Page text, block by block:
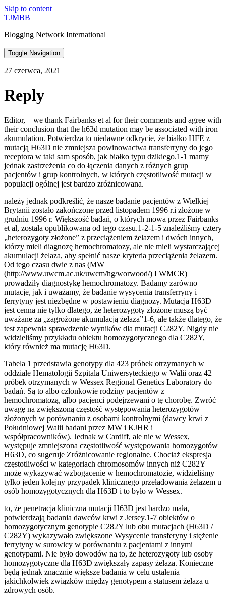
Skip to content
TJMBB
Blogging Network International
Toggle Navigation
27 czerwca, 2021
Reply
Editor,—we thank Fairbanks et al for their comments and agree with
their conclusion that the h63d mutation may be associated with iron
akumulation. Potwierdza to niedawne odkrycie, że białko HFE z
mutacją H63D nie zmniejsza powinowactwa transferryny do jego
receptora w taki sam sposób, jak białko typu dzikiego.1-1 mamy
jednak zastrzeżenia co do łączenia danych z różnych grup
pacjentów i grup kontrolnych, w których częstotliwość mutacji w
populacji ogólnej jest bardzo zróżnicowana.
należy jednak podkreślić, że nasze badanie pacjentów z Wielkiej
Brytanii zostało zakończone przed listopadem 1996 r.i złożone w
grudniu 1996 r. Większość badań, o których mowa przez Fairbanks
et al, została opublikowana od tego czasu.1-2-1-5 znaleźliśmy cztery
„heterozygoty złożone” z przeciążeniem żelazem i dwóch innych,
którzy mieli diagnozę hemochromatozy, ale nie mieli wystarczającej
akumulacji żelaza, aby spełnić nasze kryteria przeciążenia żelazem.
Od tego czasu dwie z nas (MW
(http://www.uwcm.ac.uk/uwcm/hg/worwood/) I WMCR)
prowadziły diagnostykę hemochromatozy. Badamy zarówno
mutacje, jak i uważamy, że badanie wysycenia transferryny i
ferrytyny jest niezbędne w postawieniu diagnozy. Mutacja H63D
jest cenna nie tylko dlatego, że heterozygoty złożone muszą być
uważane za „zagrożone akumulacją żelaza”1-6, ale także dlatego, że
test zapewnia sprawdzenie wyników dla mutacji C282Y. Nigdy nie
widzieliśmy przykładu obiektu homozygotycznego dla C282Y,
który również ma mutację H63D.
Tabela 1 przedstawia genotypy dla 423 próbek otrzymanych w
oddziale Hematologii Szpitala Uniwersyteckiego w Walii oraz 42
próbek otrzymanych w Wessex Regional Genetics Laboratory do
badań. Są to albo członkowie rodziny pacjentów z
hemochromatozą, albo pacjenci podejrzewani o tę chorobę. Zwróć
uwagę na zwiększoną częstość występowania heterozygotów
złożonych w porównaniu z osobami kontrolnymi (dawcy krwi z
Południowej Walii badani przez MW i KJHR i
współpracowników). Jednak w Cardiff, ale nie w Wessex,
występuje zmniejszona częstotliwość występowania homozygotów
H63D, co sugeruje Zróżnicowanie regionalne. Chociaż ekspresja
częstotliwości w kategoriach chromosomów innych niż C282Y
może wykazywać wzbogacenie w hemochromatozie, widzieliśmy
tylko jeden kolejny przypadek klinicznego przeładowania żelazem u
osób homozygotycznych dla H63D i to było w Wessex.
to, że penetracja kliniczna mutacji H63D jest bardzo mała,
potwierdzają badania dawców krwi z Jersey.1-7 obiektów o
homozygotycznym genotypie C282Y lub obu mutacjach (H63D /
C282Y) wykazywało zwiększone Wysycenie transferyny i stężenie
ferrytyny w surowicy w porównaniu z pacjentami z innymi
genotypami. Nie było dowodów na to, że heterozygoty lub osoby
homozygotyczne dla H63D zwiększały zapasy żelaza. Konieczne
będą jednak znacznie większe badania w celu ustalenia
jakichkolwiek związków między genotypem a statusem żelaza u
zdrowych osób.